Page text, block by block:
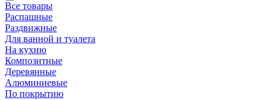
Все товары
Распашные
Раздвижные
Для ванной и туалета
На кухню
Композитные
Деревянные
Алюминиевые
По покрытию